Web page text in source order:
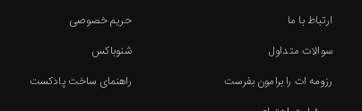
ارتباط با ما
سوالات متداول
رزومه ات را برامون بفرست
حریم خصوصی
شنوباکس
راهنمای ساخت پادکست